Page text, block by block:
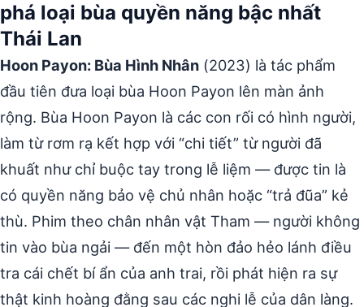
phá loại bùa quyền năng bậc nhất
Thái Lan
Hoon Payon: Bùa Hình Nhân (2023) là tác phẩm
đầu tiên đưa loại bùa Hoon Payon lên màn ảnh
rộng. Bùa Hoon Payon là các con rối có hình người,
làm từ rơm rạ kết hợp với “chi tiết” từ người đã
khuất như chỉ buộc tay trong lễ liệm — được tin là
có quyền năng bảo vệ chủ nhân hoặc “trả đũa” kẻ
thù. Phim theo chân nhân vật Tham — người không
tin vào bùa ngải — đến một hòn đảo hẻo lánh điều
tra cái chết bí ẩn của anh trai, rồi phát hiện ra sự
thật kinh hoàng đằng sau các nghi lễ của dân làng.